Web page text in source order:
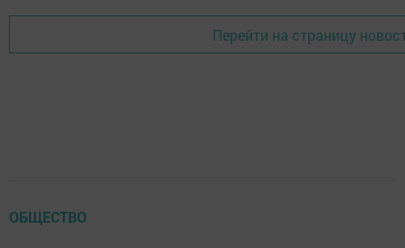
Перейти на страницу
ОБЩЕСТВО